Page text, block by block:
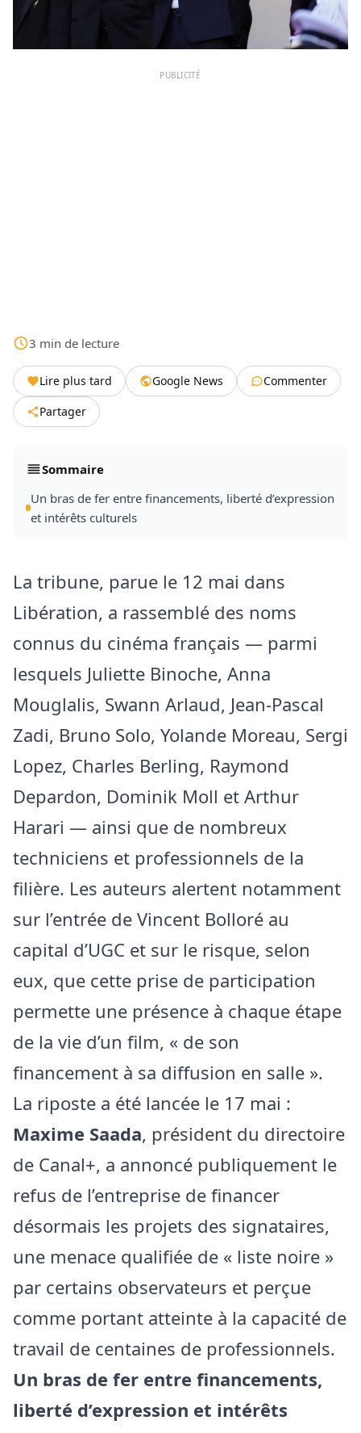
PUBLICITÉ
3 min de lecture
Lire plus tard Google News
Commenter
Partager
Sommaire
Un bras de fer entre financements, liberté d’expression
et intérêts culturels
La tribune, parue le 12 mai dans
Libération, a rassemblé des noms
connus du cinéma français — parmi
lesquels Juliette Binoche, Anna
Mouglalis, Swann Arlaud, Jean-Pascal
Zadi, Bruno Solo, Yolande Moreau, Sergi
Lopez, Charles Berling, Raymond
Depardon, Dominik Moll et Arthur
Harari — ainsi que de nombreux
techniciens et professionnels de la
filière. Les auteurs alertent notamment
sur l’entrée de Vincent Bolloré au
capital d’UGC et sur le risque, selon
eux, que cette prise de participation
permette une présence à chaque étape
de la vie d’un film, « de son
financement à sa diffusion en salle ».
La riposte a été lancée le 17 mai :
Maxime Saada, président du directoire
de Canal+, a annoncé publiquement le
refus de l’entreprise de financer
désormais les projets des signataires,
une menace qualifiée de « liste noire »
par certains observateurs et perçue
comme portant atteinte à la capacité de
travail de centaines de professionnels.
Un bras de fer entre financements,
liberté d’expression et intérêts